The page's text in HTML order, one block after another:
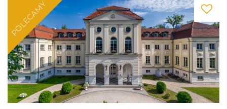
POLECAMY